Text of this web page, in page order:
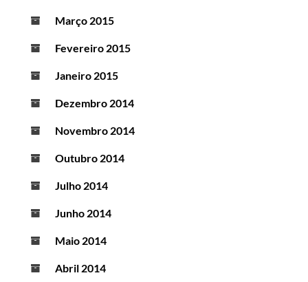
Março 2015
Fevereiro 2015
Janeiro 2015
Dezembro 2014
Novembro 2014
Outubro 2014
Julho 2014
Junho 2014
Maio 2014
Abril 2014